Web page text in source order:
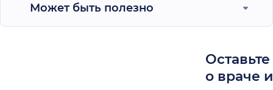
Может быть полезно
о враче